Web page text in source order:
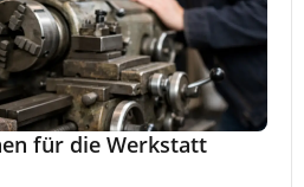
für die Werkstatt